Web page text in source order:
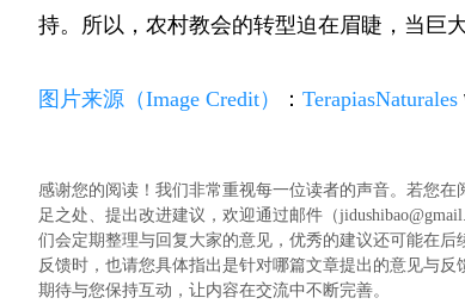
持。所以，农村教会的转型迫在眉睫，当巨
图片来源（Image Credit） ： TerapiasNaturales
感谢您的阅读！我们非常重视每一位读者的声音。若您
足之处、提出改进建议，欢迎通过邮件（
们会定期整理与回复大家的意见，优秀的建议还可能在后
反馈时，也请您具体指出是针对哪篇文章提出的意见与反
期待与您保持互动，让内容在交流中不断完善。